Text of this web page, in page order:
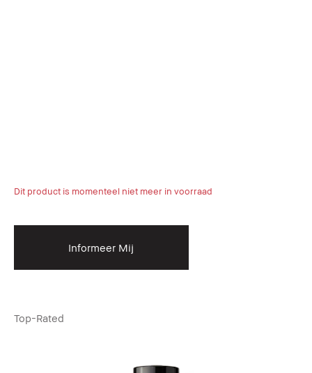
Dit product is momenteel niet meer in voorraad
Informeer Mij
Top-Rated